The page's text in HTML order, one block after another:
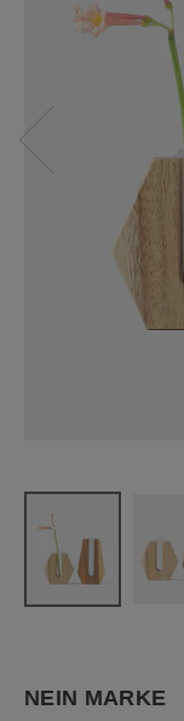
CATEGORY
NEIN MARKE